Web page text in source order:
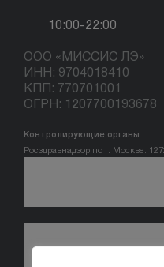
10:00-22:00
ООО «МИССИС ЛЭ»
ИНН: 9704018410
КПП: 770701001
ОГРН: 1207700193678
Контролирующие органы:
Росздравнадзор по г. Москве: